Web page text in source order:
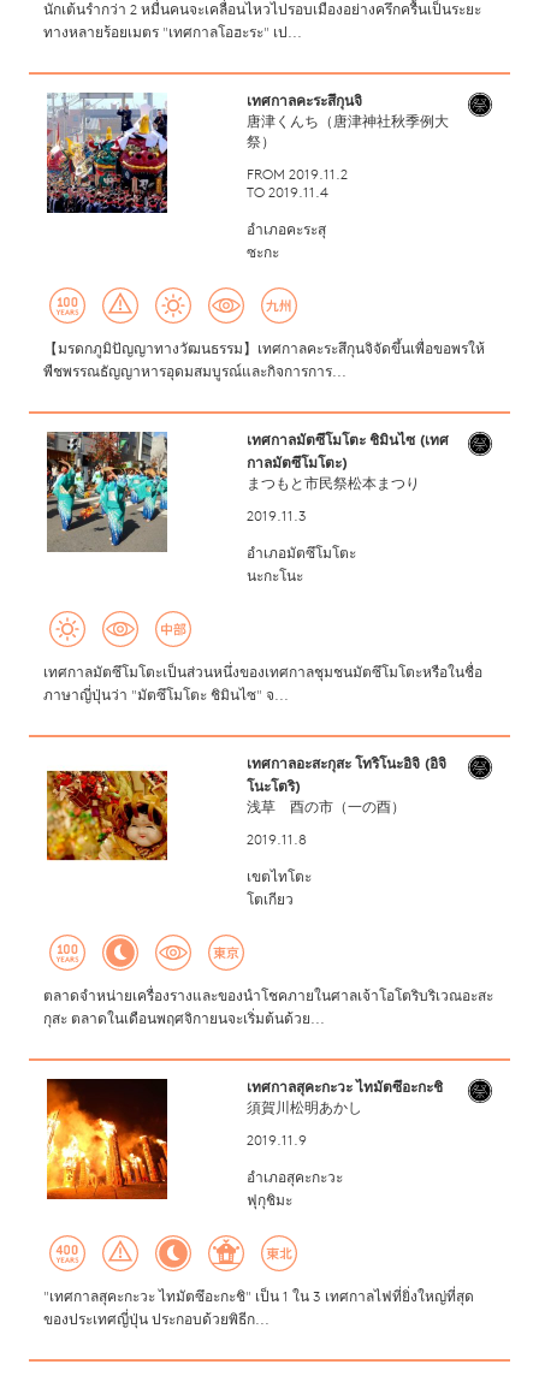
นักเต้นรำกว่า 2 หมื่นคนจะเคลื่อนไหวไปรอบเมืองอย่างครึกครื้นเป็นระยะ
ทางหลายร้อยเมตร "เทศกาลโอฮะระ" เป...
เทศกาลคะระสึกุนจิ
唐津くんち（唐津神社秋季例大
祭）
FROM 2019.11.2
TO 2019.11.4
อำเภอคะระสุ
ซะกะ
【มรดกภูมิปัญญาทางวัฒนธรรม】เทศกาลคะระสึกุนจิจัดขึ้นเพื่อขอพรให้
พืชพรรณธัญญาหารอุดมสมบูรณ์และกิจการการ...
เทศกาลมัตซึโมโตะ ชิมินไซ (เทศ
กาลมัตซึโมโตะ)
まつもと市民祭松本まつり
2019.11.3
อำเภอมัตซึโมโตะ
นะกะโนะ
เทศกาลมัตซึโมโตะเป็นส่วนหนึ่งของเทศกาลชุมชนมัตซึโมโตะหรือในชื่อ
ภาษาญี่ปุ่นว่า "มัตซึโมโตะ ชิมินไซ" จ...
เทศกาลอะสะกุสะ โทริโนะอิจิ (อิจิ
โนะโตริ)
浅草 酉の市（一の酉）
2019.11.8
เขตไทโตะ
โตเกียว
ตลาดจำหน่ายเครื่องรางและของนำโชคภายในศาลเจ้าโอโตริบริเวณอะสะ
กุสะ ตลาดในเดือนพฤศจิกายนจะเริ่มต้นด้วย...
เทศกาลสุคะกะวะ ไทมัตซึอะกะชิ
須賀川松明あかし
2019.11.9
อำเภอสุคะกะวะ
ฟุกุชิมะ
"เทศกาลสุคะกะวะ ไทมัตซึอะกะชิ" เป็น 1 ใน 3 เทศกาลไฟที่ยิ่งใหญ่ที่สุด
ของประเทศญี่ปุ่น ประกอบด้วยพิธีก...